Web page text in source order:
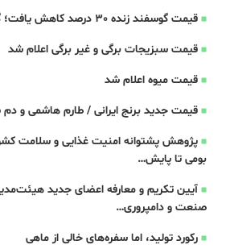
قیمت گوسفند زنده 30 درصد کاهش یافت؛ گوشت ارزان نشد
قیمت سبزیجات برگی و غیر برگی اعلام شد
قیمت میوه اعلام شد
قیمت جدید برنج ایرانی / طارم هاشمی و
پژوهش پشتوانه امنیت غذایی و سلامت
بومی تا پایش…
آیین تکریم و معارفه اعضای جدید
صنعت و دامپروری…
رکورد تولید، اما سفره‌های خالی از ماهی